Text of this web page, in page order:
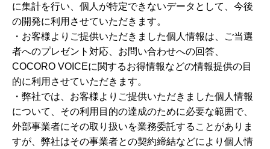
に集計を行い、個人が特定できないデータとして、今後
の開発に利用させていただきます。
・お客様よりご提供いただきました個人情報は、ご当選
者へのプレゼント対応、お問い合わせへの回答、
COCORO VOICEに関するお得情報などの情報提供の目
的に利用させていただきます。
・弊社では、お客様よりご提供いただきました個人情報
について、その利用目的の達成のために必要な範囲で、
外部事業者にその取り扱いを業務委託することがありま
すが、弊社はその事業者との契約締結などにより個人情